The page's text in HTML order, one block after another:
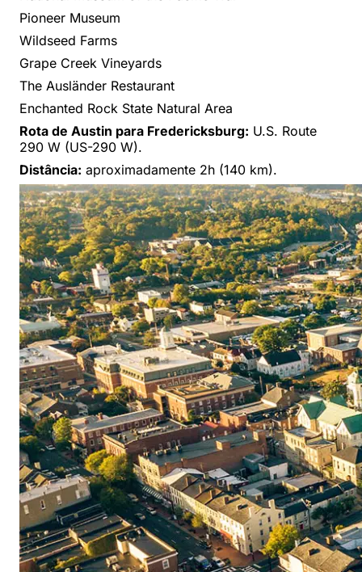
Pioneer Museum
Wildseed Farms
Grape Creek Vineyards
The Ausländer Restaurant
Enchanted Rock State Natural Area
Rota de Austin para Fredericksburg: U.S. Route
290 W (US-290 W).
Distância: aproximadamente 2h (140 km).